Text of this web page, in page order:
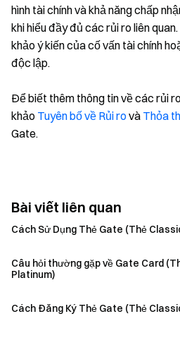
hình tài chính và khả năng chấp
khi hiểu đầy đủ các rủi ro liên
khảo ý kiến của cố vấn tài chính
độc lập.
Để biết thêm thông tin về các rủi
khảo Tuyên bố về Rủi ro và Thỏa
Gate.
Bài viết liên quan
Cách Sử Dụng Thẻ Gate (Thẻ
Câu hỏi thường gặp về Gate Card
Platinum)
Cách Đăng Ký Thẻ Gate (Thẻ